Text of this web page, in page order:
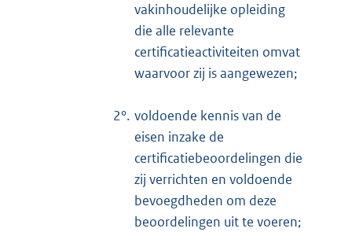
vakinhoudelijke opleiding
die alle relevante
certificatieactiviteiten omvat
waarvoor zij is aangewezen;
2°. voldoende kennis van de
eisen inzake de
certificatiebeoordelingen die
zij verrichten en voldoende
bevoegdheden om deze
beoordelingen uit te voeren;